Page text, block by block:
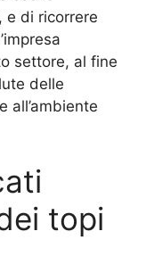
e di ricorrere
settore, al fine
delle
all’ambiente
topi